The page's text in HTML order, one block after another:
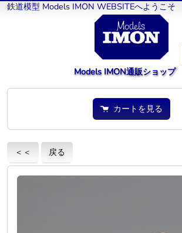
鉄道模型 Models IMON WEBSITEへようこそ
Models IMON通販ショップ
カートを見る
＜＜ 戻る